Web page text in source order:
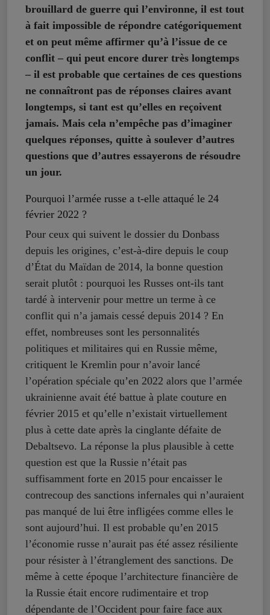
brouillard de guerre qui l’environne, il est tout
à fait impossible de répondre catégoriquement
et on peut même affirmer qu’à l’issue de ce
conflit – qui peut encore durer très longtemps
– il est probable que certaines de ces questions
ne connaîtront pas de réponses claires avant
longtemps, si tant est qu’elles en reçoivent
jamais. Mais cela n’empêche pas d’imaginer
quelques réponses, quitte à soulever d’autres
questions que d’autres essayerons de résoudre
un jour.
Pourquoi l’armée russe a t-elle attaqué le 24
février 2022 ?
Pour ceux qui suivent le dossier du Donbass
depuis les origines, c’est-à-dire depuis le coup
d’État du Maïdan de 2014, la bonne question
serait plutôt : pourquoi les Russes ont-ils tant
tardé à intervenir pour mettre un terme à ce
conflit qui n’a jamais cessé depuis 2014 ? En
effet, nombreuses sont les personnalités
politiques et militaires qui en Russie même,
critiquent le Kremlin pour n’avoir lancé
l’opération spéciale qu’en 2022 alors que l’armée
ukrainienne avait été battue à plate couture en
février 2015 et qu’elle n’existait virtuellement
plus à cette date après la cinglante défaite de
Debaltsevo. La réponse la plus plausible à cette
question est que la Russie n’était pas
suffisamment forte en 2015 pour encaisser le
contrecoup des sanctions infernales qui n’auraient
pas manqué de lui être infligées comme elles le
sont aujourd’hui. Il est probable qu’en 2015
l’économie russe n’aurait pas été assez résiliente
pour résister à l’étranglement des sanctions. De
même à cette époque l’architecture financière de
la Russie était encore rudimentaire et trop
dépendante de l’Occident pour faire face aux